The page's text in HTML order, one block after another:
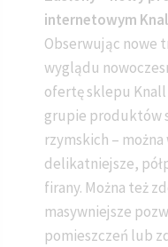
internetowym
Obserwując nowe
wyglądu
ofertę sklepu Knall
grupie produktów
rzymskich –
delikatniejsze,
firany. Można też
masywniejsze
pomieszczeń lub